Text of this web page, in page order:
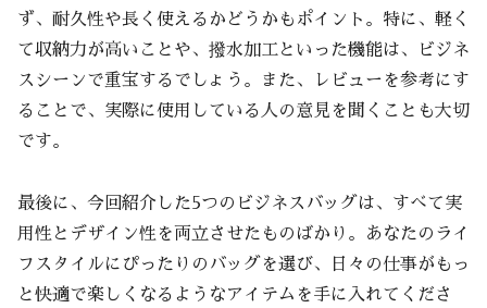
ず、耐久性や長く使えるかどうかもポイント。特に、軽く
て収納力が高いことや、撥水加工といった機能は、ビジネ
スシーンで重宝するでしょう。また、レビューを参考にす
ることで、実際に使用している人の意見を聞くことも大切
です。
最後に、今回紹介した5つのビジネスバッグは、すべて実
用性とデザイン性を両立させたものばかり。あなたのライ
フスタイルにぴったりのバッグを選び、日々の仕事がもっ
と快適で楽しくなるようなアイテムを手に入れてくださ